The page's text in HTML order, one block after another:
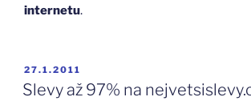
internetu.
PUBLIKOVÁNO
27.1.2011
Slevy až 97% na